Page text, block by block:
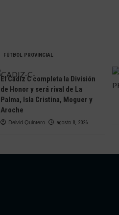
FÚTBOL PROVINCIAL
El Cádiz C completa la División
de Honor y será rival de La
Palma, Isla Cristina, Moguer y
Aroche
Deivid Quintero agosto 8, 2026